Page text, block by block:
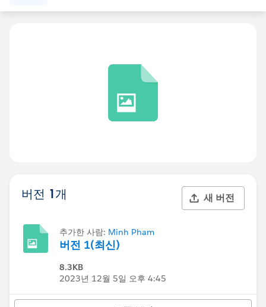
버전 1개 새 버전
추가한 사람: Minh Pham
버전 1(최신)
8.3KB
2023년 12월 5일 오후 4:45